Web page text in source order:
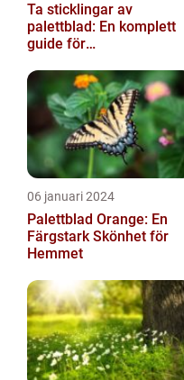
Ta sticklingar av
palettblad: En komplett
guide för
06 januari 2024
Palettblad Orange: En
Färgstark Skönhet för
Hemmet